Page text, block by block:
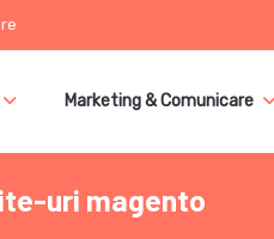
Marketing & Comunicare
uri magento